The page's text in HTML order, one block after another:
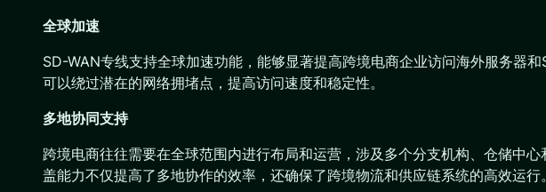
全球加速
SD-WAN专线支持全球加速功能，能够显著提高跨境电商企业访问海外服务器
可以绕过潜在的网络拥堵点，提高访问速度和稳定性。
多地协同支持
跨境电商往往需要在全球范围内进行布局和运营，涉及多个分支机构、仓储中
盖能力不仅提高了多地协作的效率，还确保了跨境物流和供应链系统的高效运行。